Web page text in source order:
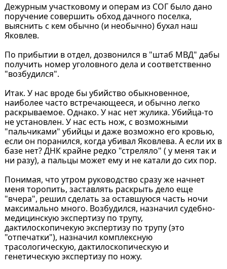
Дежурным участковому и операм из СОГ было дано
поручение совершить обход дачного поселка,
выяснить с кем обычно (и необычно) бухал наш
Яковлев.
По прибытии в отдел, дозвонился в "штаб МВД" дабы
получить номер уголовного дела и соответственно
"возбудился".
Итак. У нас вроде бы убийство обыкновенное,
наиболее часто встречающееся, и обычно легко
раскрываемое. Однако. У нас нет жулика. Убийца-то
не установлен. У нас есть нож, с возможными
"пальчиками" убийцы и даже возможно его кровью,
если он поранился, когда убивал Яковлева. А если их в
базе нет? ДНК крайне редко "стреляло" ( у меня так и
ни разу), а пальцы может ему и не катали до сих пор.
Понимая, что утром руководство сразу же начнет
меня торопить, заставлять раскрыть дело еще
"вчера", решил сделать за оставшуюся часть ночи
максимально много. Возбудился, назначил судебно-
медицинскую экспертизу по трупу,
дактилоскопичекую экспертизу по трупу (это
"отпечатки"), назначил комплексную
трасологическую, дактилоскопическую и
генетическую экспертизу по ножу.